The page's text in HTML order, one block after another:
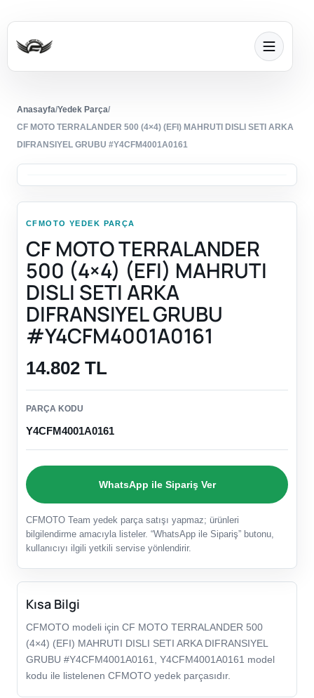
Anasayfa/Yedek Parça/
CF MOTO TERRALANDER 500 (4×4) (EFI) MAHRUTI DISLI SETI ARKA
DIFRANSIYEL GRUBU #Y4CFM4001A0161
CFMOTO YEDEK PARÇA
CF MOTO TERRALANDER
500 (4×4) (EFI) MAHRUTI
DISLI SETI ARKA
DIFRANSIYEL GRUBU
#Y4CFM4001A0161
14.802 TL
PARÇA KODU
Y4CFM4001A0161
WhatsApp ile Sipariş Ver
CFMOTO Team yedek parça satışı yapmaz; ürünleri
bilgilendirme amacıyla listeler. “WhatsApp ile Sipariş” butonu,
kullanıcıyı ilgili yetkili servise yönlendirir.
Kısa Bilgi
CFMOTO modeli için CF MOTO TERRALANDER 500
(4×4) (EFI) MAHRUTI DISLI SETI ARKA DIFRANSIYEL
GRUBU #Y4CFM4001A0161, Y4CFM4001A0161 model
kodu ile listelenen CFMOTO yedek parçasıdır.